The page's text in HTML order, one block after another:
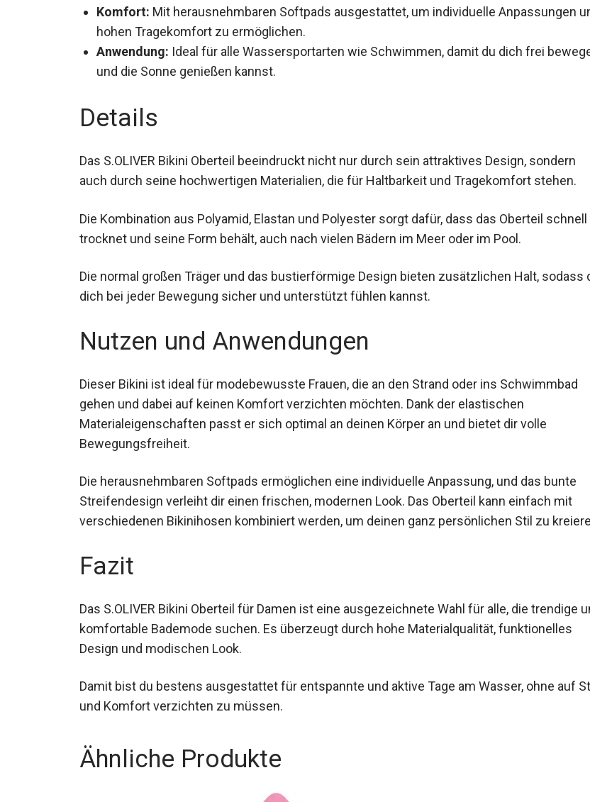
Komfort: Mit herausnehmbaren Softpads ausgestattet, um individuelle Anpassungen
und hohen Tragekomfort zu ermöglichen.
Anwendung: Ideal für alle Wassersportarten wie Schwimmen, damit du dich frei
bewegen und die Sonne genießen kannst.
Details
Das S.OLIVER Bikini Oberteil beeindruckt nicht nur durch sein attraktives Design, sondern
auch durch seine hochwertigen Materialien, die für Haltbarkeit und Tragekomfort stehen.
Die Kombination aus Polyamid, Elastan und Polyester sorgt dafür, dass das Oberteil schnell
trocknet und seine Form behält, auch nach vielen Bädern im Meer oder im Pool.
Die normal großen Träger und das bustierförmige Design bieten zusätzlichen Halt, sodass
du dich bei jeder Bewegung sicher und unterstützt fühlen kannst.
Nutzen und Anwendungen
Dieser Bikini ist ideal für modebewusste Frauen, die an den Strand oder ins Schwimmbad
gehen und dabei auf keinen Komfort verzichten möchten. Dank der elastischen
Materialeigenschaften passt er sich optimal an deinen Körper an und bietet dir volle
Bewegungsfreiheit.
Die herausnehmbaren Softpads ermöglichen eine individuelle Anpassung, und das bunte
Streifendesign verleiht dir einen frischen, modernen Look. Das Oberteil kann einfach mit
verschiedenen Bikinihosen kombiniert werden, um deinen ganz persönlichen Stil zu
Fazit
Das S.OLIVER Bikini Oberteil für Damen ist eine ausgezeichnete Wahl für alle, die trendige
und komfortable Bademode suchen. Es überzeugt durch hohe Materialqualität, funktionelles
Damit bist du bestens ausgestattet für entspannte und aktive Tage am Wasser, ohne auf Stil
Ähnliche Produkte